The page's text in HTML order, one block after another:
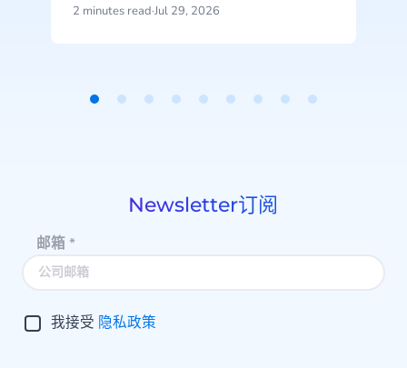
2 minutes read·Jul 29, 2026
Newsletter订阅
邮箱*
我接受 隐私政策